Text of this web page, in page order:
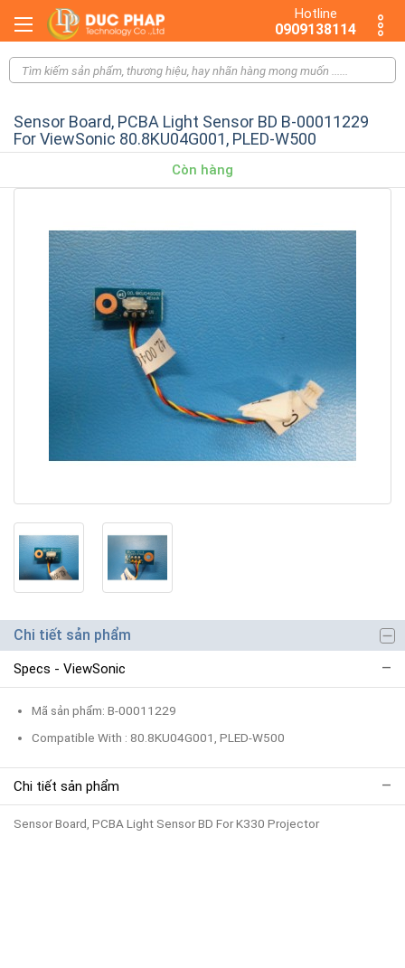
Hotline
0909138114
Sensor Board, PCBA Light Sensor BD B-00011229
For ViewSonic 80.8KU04G001, PLED-W500
Còn hàng
Chi tiết sản phẩm
Specs - ViewSonic
Mã sản phẩm: B-00011229
Compatible With : 80.8KU04G001, PLED-W500
Chi tiết sản phẩm
Sensor Board, PCBA Light Sensor BD For K330 Projector